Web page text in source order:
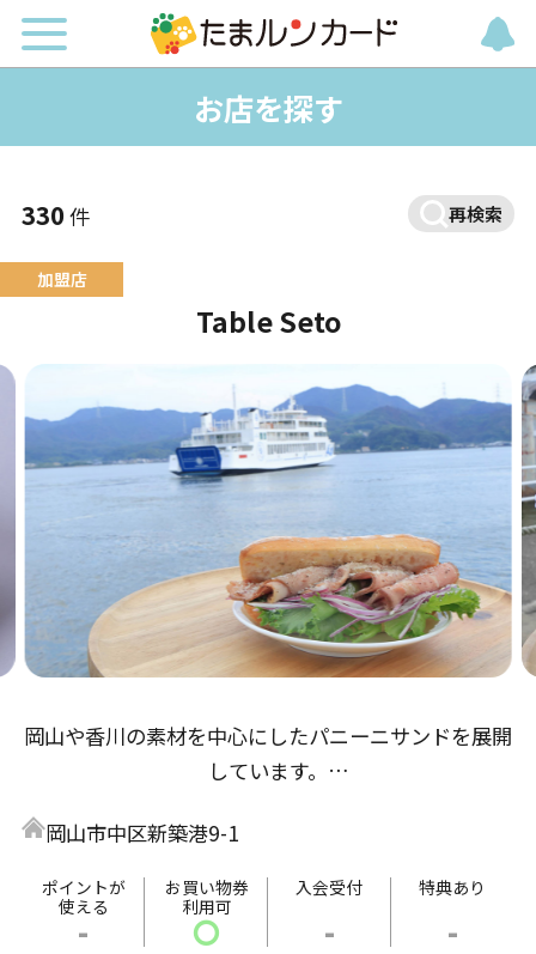
お店を探す
330件 再検索
Table Seto
岡山や香川の素材を中心にしたパニーニサンドを展開
しています。
自慢のサンドとともに新岡山港でどうぞ憩いのひと時
をお過ごしください。
岡山市中区新築港9-1
ポイントが
使える
-
お買い物券
利用可
〇
入会受付
-
特典あり
-